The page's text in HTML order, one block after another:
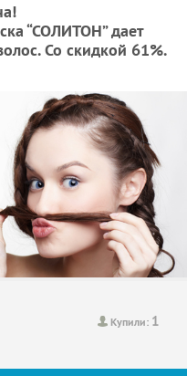
“СОЛИТОН” дает
Со скидкой 61%.
Купили: 1